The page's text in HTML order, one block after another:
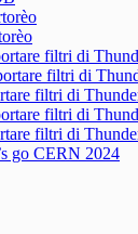
filtri di
filtri di
filtri di
filtri di
filtri di
go CERN 2024